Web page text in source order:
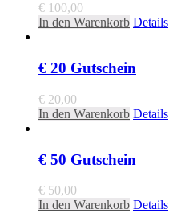
€ 100,00
In den Warenkorb Details
€ 20 Gutschein
€ 20,00
In den Warenkorb Details
€ 50 Gutschein
€ 50,00
In den Warenkorb Details